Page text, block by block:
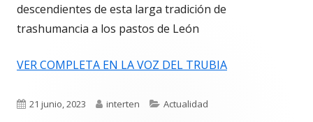
descendientes de esta larga tradición de
trashumancia a los pastos de León
VER COMPLETA EN LA VOZ DEL TRUBIA
Publicado
21 junio, 2023 Autor
interten Categorías
Actualidad